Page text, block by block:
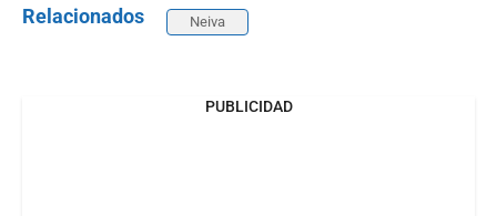
Relacionados Neiva
PUBLICIDAD